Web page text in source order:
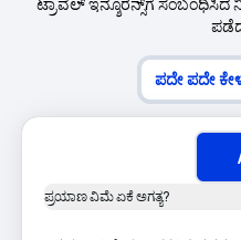
ಪದೇ ಪದೇ
ಪ್ರಯಾಣ ವಿಮೆ ಏಕೆ ಅಗತ್ಯ?